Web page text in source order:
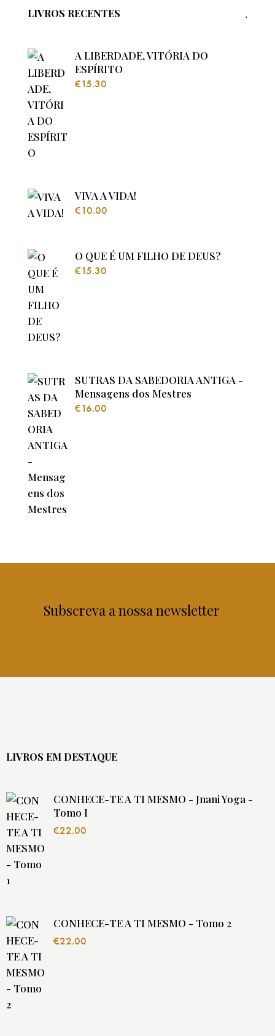
LIVROS RECENTES
A LIBERDADE, VITÓRIA DO
ESPÍRITO
€15.30
VIVA A VIDA!
€10.00
O QUE É UM FILHO DE DEUS?
€15.30
SUTRAS DA SABEDORIA ANTIGA -
Mensagens dos Mestres
€16.00
Subscreva a nossa newsletter
LIVROS EM DESTAQUE
CONHECE-TE A TI MESMO - Jnani Yoga -
Tomo I
€22.00
CONHECE-TE A TI MESMO - Tomo 2
€22.00